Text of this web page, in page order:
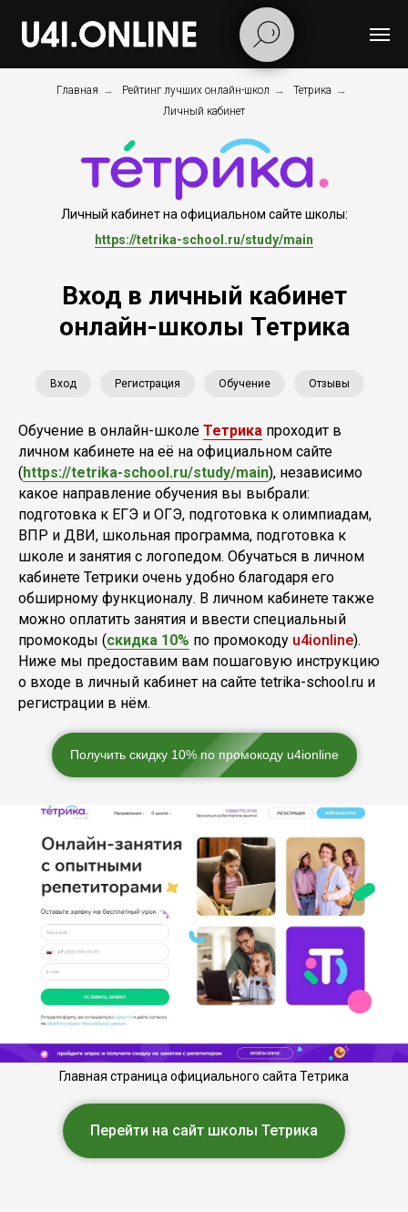
Главная → Рейтинг лучших онлайн-школ → Тетрика →
Личный кабинет
Личный кабинет на официальном сайте школы:
https://tetrika-school.ru/study/main
Вход в личный кабинет
онлайн-школы Тетрика
Вход Регистрация Обучение Отзывы
Обучение в онлайн-школе Тетрика проходит в
личном кабинете на её на официальном сайте
(https://tetrika-school.ru/study/main), независимо
какое направление обучения вы выбрали:
подготовка к ЕГЭ и ОГЭ, подготовка к олимпиадам,
ВПР и ДВИ, школьная программа, подготовка к
школе и занятия с логопедом. Обучаться в личном
кабинете Тетрики очень удобно благодаря его
обширному функционалу. В личном кабинете также
можно оплатить занятия и ввести специальный
промокоды (скидка 10% по промокоду u4ionline).
Ниже мы предоставим вам пошаговую инструкцию
о входе в личный кабинет на сайте tetrika-school.ru и
регистрации в нём.
Получить скидку 10% по промокоду u4ionline
Главная страница официального сайта Тетрика
Перейти на сайт школы Тетрика